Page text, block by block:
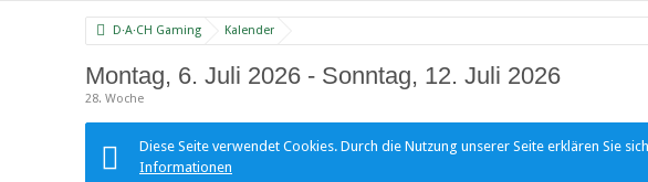
D·A·CH Gaming Kalender
Montag, 6. Juli 2026 - Sonntag, 12. Juli 2026
28. Woche
Diese Seite verwendet Cookies. Durch die Nutzung unserer Seite erklären Sie
Informationen